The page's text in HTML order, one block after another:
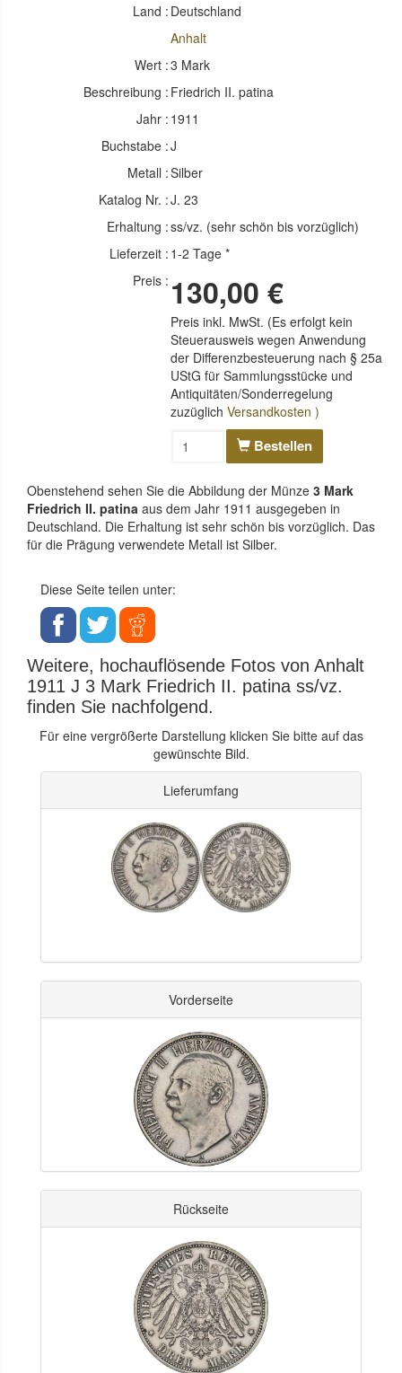
Land : Deutschland
Anhalt
Wert :3 Mark
Beschreibung : Friedrich II. patina
Jahr : 1911
Buchstabe :J
Metall :Silber
Katalog Nr. :J. 23
Erhaltung :ss/vz. (sehr schön bis vorzüglich)
Lieferzeit : 1-2 Tage *
Preis : 130,00 €
Preis inkl. MwSt. (Es erfolgt kein
Steuerausweis wegen Anwendung
der Differenzbesteuerung nach § 25a
UStG für Sammlungsstücke und
Antiquitäten/Sonderregelung
zuzüglichVersandkosten )
Bestellen
Obenstehend sehen Sie die Abbildung der Münze 3 Mark
Friedrich II. patina aus dem Jahr 1911 ausgegeben in
Deutschland. Die Erhaltung ist sehr schön bis vorzüglich. Das
für die Prägung verwendete Metall ist Silber.
Diese Seite teilen unter:
Weitere, hochauflösende Fotos von Anhalt
1911 J 3 Mark Friedrich II. patina ss/vz.
finden Sie nachfolgend.
Für eine vergrößerte Darstellung klicken Sie bitte auf das
gewünschte Bild.
Lieferumfang
Vorderseite
Rückseite